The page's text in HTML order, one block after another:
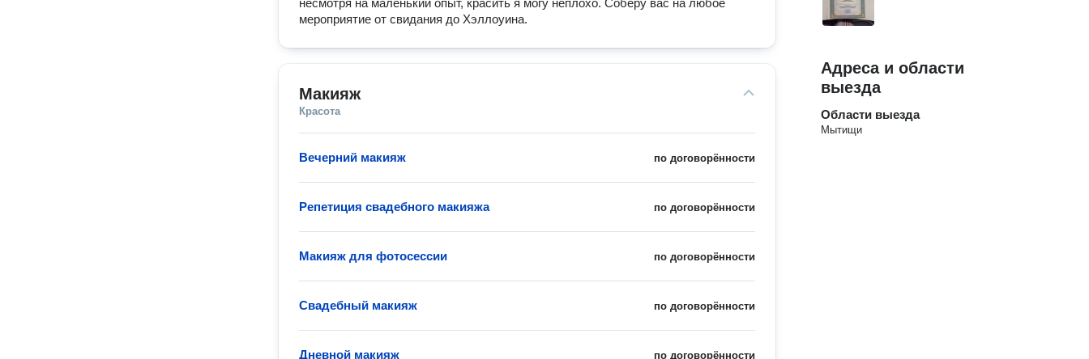
несмотря на маленький опыт, красить я могу неплохо. Соберу вас на любое
мероприятие от свидания до Хэллоуина.
Макияж
Красота
по договорённости
Вечерний макияж
по договорённости
Репетиция свадебного макияжа
по договорённости
Макияж для фотосессии
по договорённости
Свадебный макияж
по договорённости
Дневной макияж
Адреса и области
выезда
Области выезда
Мытищи